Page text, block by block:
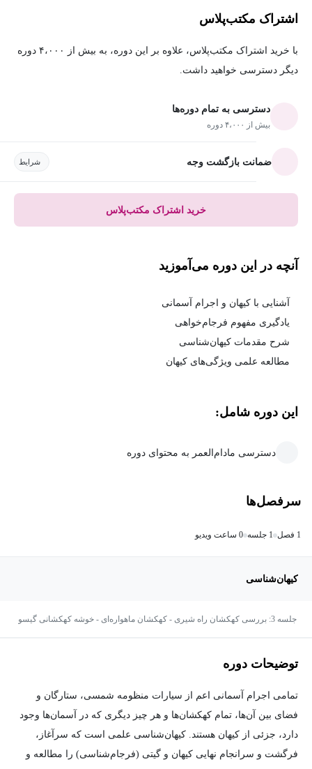
اشتراک مکتب‌پلاس
با خرید اشتراک مکتب‌پلاس، علاوه بر این دوره، به بیش از ۴،۰۰۰ دوره
دیگر دسترسی خواهید داشت.
دسترسی به تمام دوره‌ها
بیش از ۴،۰۰۰ دوره
ضمانت بازگشت وجه شرایط
خرید اشتراک مکتب‌پلاس
آنچه در این دوره می‌آموزید
آشنایی با کیهان و اجرام آسمانی
یادگیری مفهوم فرجام‌خواهی
شرح مقدمات کیهان‌شناسی
مطالعه علمی ویژگی‌های کیهان
این دوره شامل:
دسترسی مادام‌العمر به محتوای دوره
سرفصل‌ها
1 فصل 1 جلسه 0 ساعت ویدیو
کیهان‌شناسی
جلسه 3: بررسی کهکشان راه شیری - کهکشان ماهواره‌ای - خوشه کهکشانی گیسو
توضیحات دوره
تمامی اجرام آسمانی اعم از سیارات منظومه شمسی، ستارگان و
فضای بین آن‌ها، تمام کهکشان‌ها و هر چیز دیگری که در آسمان‌ها وجود
دارد، جزئی از کیهان هستند. کیهان‌شناسی علمی است که سرآغاز،
فرگشت و سرانجام نهایی کیهان و گیتی (فرجام‌شناسی) را مطالعه و